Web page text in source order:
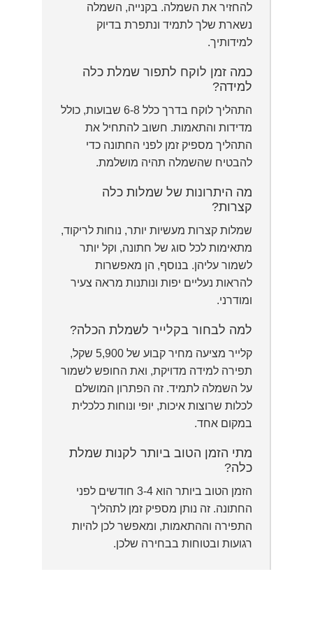
להחזיר את השמלה. בקנייה, השמלה
נשארת שלך לתמיד ונתפרת בדיוק
למידותיך.
כמה זמן לוקח לתפור שמלת כלה
למידה?
התהליך לוקח בדרך כלל 6-8 שבועות, כולל
מדידות והתאמות. חשוב להתחיל את
התהליך מספיק זמן לפני החתונה כדי
להבטיח שהשמלה תהיה מושלמת.
מה היתרונות של שמלות כלה
קצרות?
שמלות קצרות מעשיות יותר, נוחות לריקוד,
מתאימות לכל סוג של חתונה, וקל יותר
לשמור עליהן. בנוסף, הן מאפשרות
להראות נעליים יפות ונותנות מראה צעיר
ומודרני.
למה לבחור בקלייר לשמלת הכלה?
קלייר מציעה מחיר קבוע של 5,900 שקל,
תפירה למידה מדויקת, ואת החופש לשמור
על השמלה לתמיד. זה הפתרון המושלם
לכלות שרוצות איכות, יופי ונוחות כלכלית
במקום אחד.
מתי הזמן הטוב ביותר לקנות שמלת
כלה?
הזמן הטוב ביותר הוא 3-4 חודשים לפני
החתונה. זה נותן מספיק זמן לתהליך
התפירה וההתאמות, ומאפשר לכן להיות
רגועות ובטוחות בבחירה שלכן.